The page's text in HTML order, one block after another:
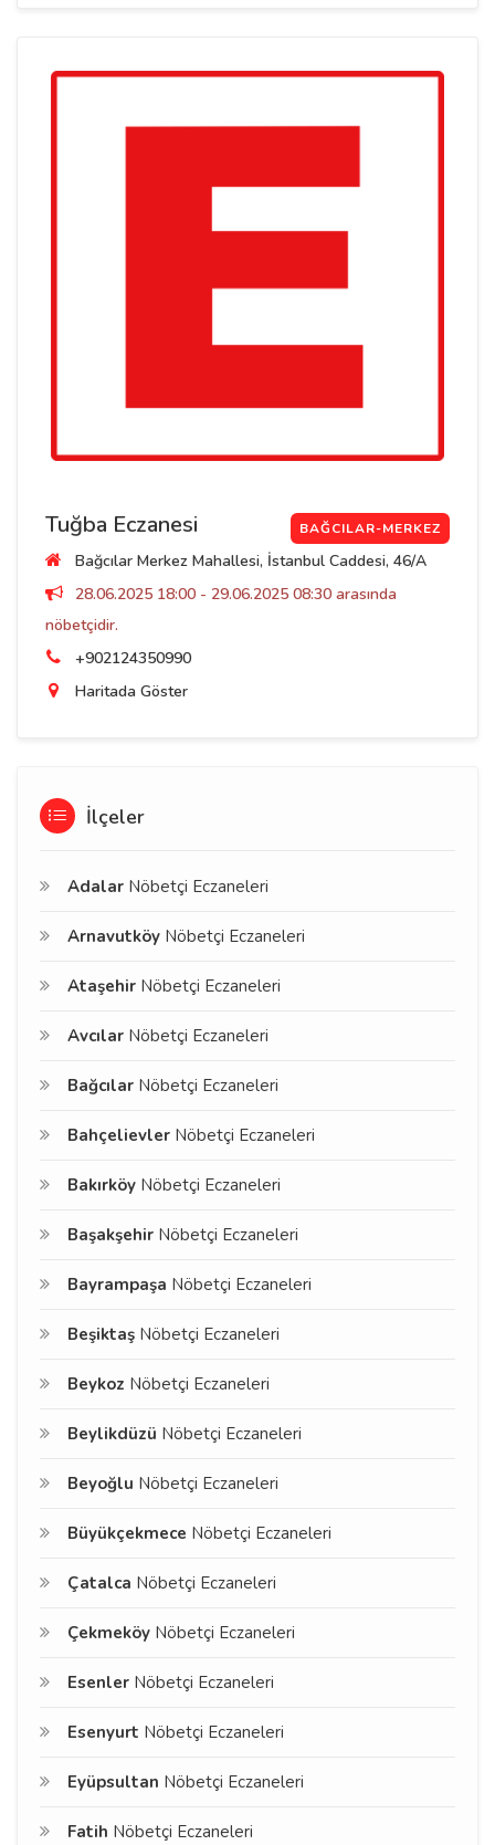
Tuğba Eczanesi BAĞCILAR-MERKEZ
Bağcılar Merkez Mahallesi, İstanbul Caddesi, 46/A
28.06.2025 18:00 - 29.06.2025 08:30 arasında
nöbetçidir.
+902124350990
Haritada Göster
İlçeler
Adalar Nöbetçi Eczaneleri
Arnavutköy Nöbetçi Eczaneleri
Ataşehir Nöbetçi Eczaneleri
Avcılar Nöbetçi Eczaneleri
Bağcılar Nöbetçi Eczaneleri
Bahçelievler Nöbetçi Eczaneleri
Bakırköy Nöbetçi Eczaneleri
Başakşehir Nöbetçi Eczaneleri
Bayrampaşa Nöbetçi Eczaneleri
Beşiktaş Nöbetçi Eczaneleri
Beykoz Nöbetçi Eczaneleri
Beylikdüzü Nöbetçi Eczaneleri
Beyoğlu Nöbetçi Eczaneleri
Büyükçekmece Nöbetçi Eczaneleri
Çatalca Nöbetçi Eczaneleri
Çekmeköy Nöbetçi Eczaneleri
Esenler Nöbetçi Eczaneleri
Esenyurt Nöbetçi Eczaneleri
Eyüpsultan Nöbetçi Eczaneleri
Fatih Nöbetçi Eczaneleri